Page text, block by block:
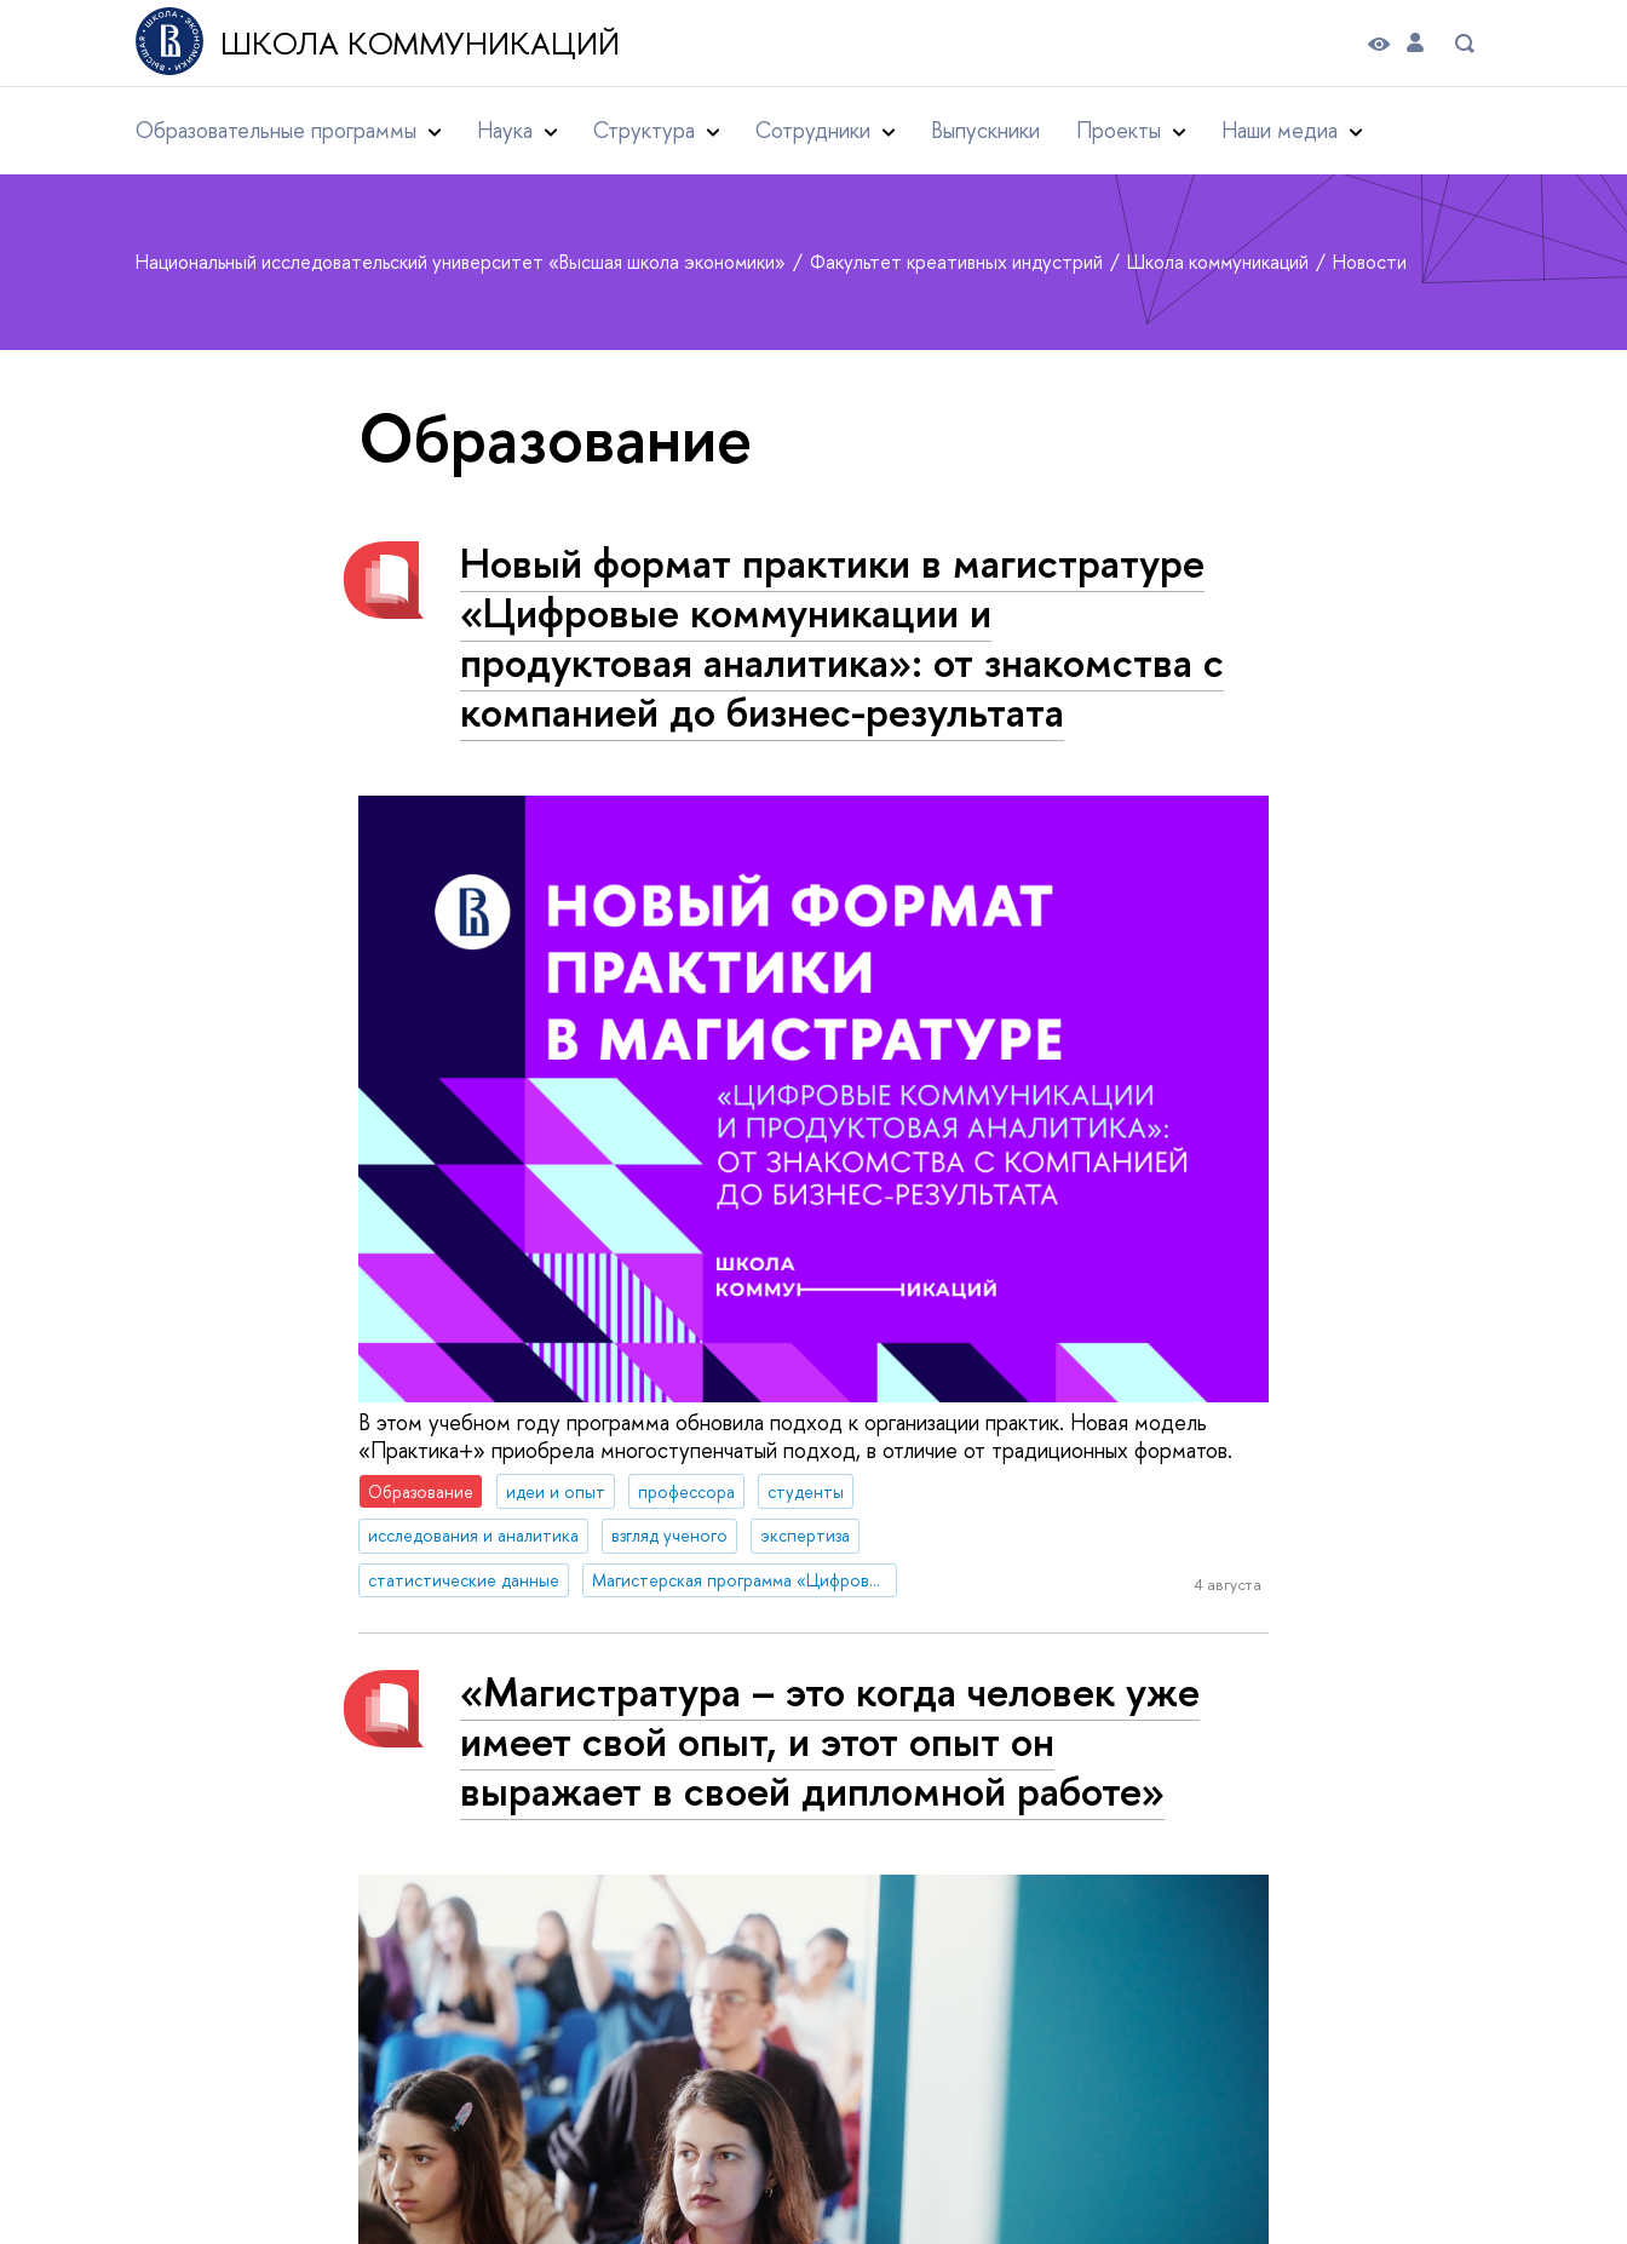
ШКОЛА КОММУНИКАЦИЙ
Образовательные программы Наука Структура Сотрудники Выпускники Проекты Наши медиа
Национальный исследовательский университет «Высшая школа экономики» Факультет креативных индустрий Школа коммуникаций Новости
Образование
Новый формат практики в магистратуре
«Цифровые коммуникации и
продуктовая аналитика»: от знакомства с
компанией до бизнес-результата
В этом учебном году программа обновила подход к организации практик. Новая модель
«Практика+» приобрела многоступенчатый подход, в отличие от традиционных форматов.
Образование идеи и опыт профессора
студенты
исследования и аналитика
взгляд ученого
экспертиза
статистические данные
Магистерская программа «Цифровые коммуникации и продуктовая аналитика» 4 августа
«Магистратура – это когда человек уже
имеет свой опыт, и этот опыт он
выражает в своей дипломной работе»